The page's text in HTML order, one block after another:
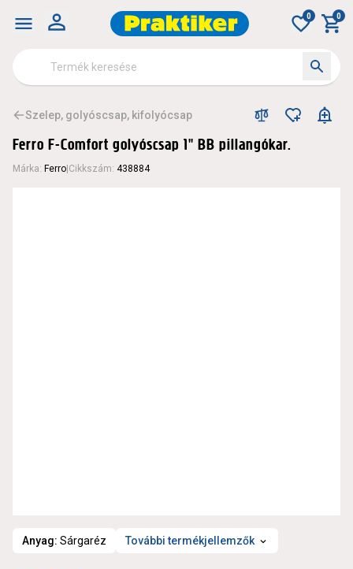
0 0
Szelep, golyóscsap, kifolyócsap
Ferro F-Comfort golyóscsap 1" BB pillangókar.
Márka: Ferro Cikkszám: 438884
Anyag: Sárgaréz További termékjellemzők